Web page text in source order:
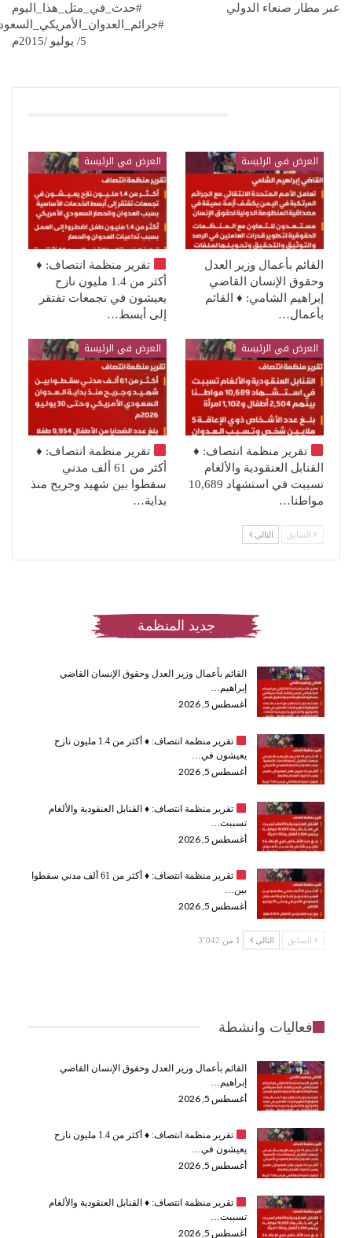
عبر مطار صنعاء الدولي
#حدث_في_مثل_هذا_اليوم
5/ يوليو /2015م
العرض في الرئيسة
القائم بأعمال وزير العدل
وحقوق الإنسان القاضي
إبراهيم الشامي: ♦️ القائم
بأعمال…
العرض في الرئيسة
تقرير منظمة انتصاف: ♦️
أكثر من 1.4 مليون نازح
يعيشون في تجمعات تفتقر
إلى أبسط…
العرض في الرئيسة
تقرير منظمة انتصاف: ♦️
القنابل العنقودية والألغام
تسببت في استشهاد 10,689
مواطنا…
العرض في الرئيسة
تقرير منظمة انتصاف: ♦️
أكثر من 61 ألف مدني
سقطوا بين شهيد وجريح منذ
بداية…
السابق التالي
جديد المنظمة
القائم بأعمال وزير العدل وحقوق الإنسان القاضي
إبراهيم…
أغسطس 5, 2026
تقرير منظمة انتصاف: ♦️
أكثر من 1.4 مليون نازح
يعيشون في…
أغسطس 5, 2026
تقرير منظمة انتصاف: ♦️القنابل العنقودية والألغام
تسببت…
أغسطس 5, 2026
تقرير منظمة انتصاف: ♦️
أكثر من 61 ألف مدني سقطوا
بين…
أغسطس 5, 2026
السابق التالي 1 من 3٬042
فعاليات وانشطة
القائم بأعمال وزير العدل وحقوق الإنسان القاضي
إبراهيم…
أغسطس 5, 2026
تقرير منظمة انتصاف: ♦️
أكثر من 1.4 مليون نازح
يعيشون في…
أغسطس 5, 2026
تقرير منظمة انتصاف: ♦️القنابل العنقودية والألغام
تسببت…
أغسطس 5, 2026